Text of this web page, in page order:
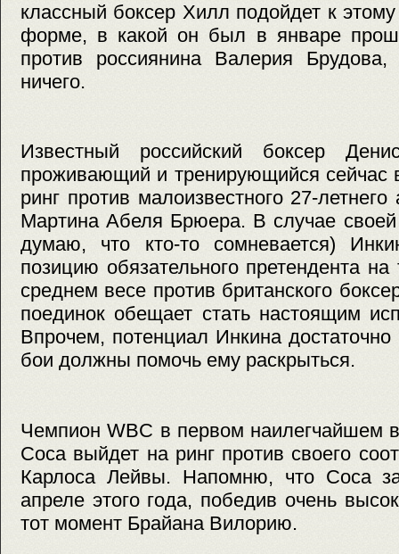
классный боксер Хилл подойдет к
форме, в какой он был в январе
против россиянина Валерия
ничего.
Известный российский боксер
проживающий и тренирующийся сейчас
ринг против малоизвестного 27-летнего
Мартина Абеля Брюера. В случае
думаю, что кто-то сомневается)
позицию обязательного претендента
среднем весе против британского
поединок обещает стать настоящим
Впрочем, потенциал Инкина достаточно
бои должны помочь ему раскрыться.
Чемпион WBC в первом наилегчайшем
Соса выйдет на ринг против своего
Карлоса Лейвы. Напомню, что Соса
апреле этого года, победив очень
тот момент Брайана Вилорию.